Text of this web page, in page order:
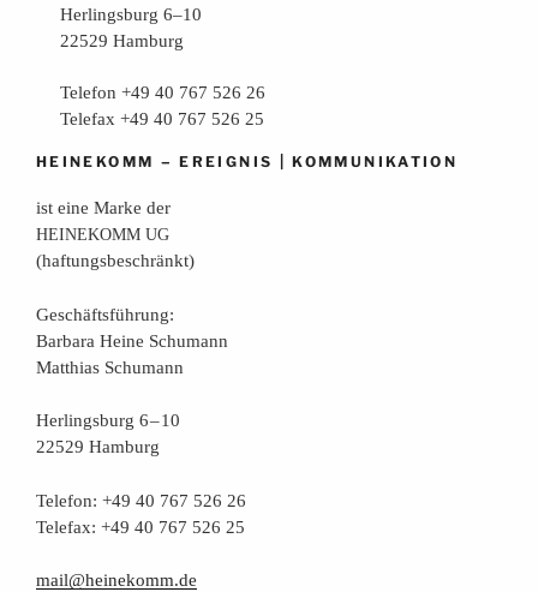
Herlingsburg 6–10
22529 Hamburg
Telefon +49 40 767 526 26
Telefax +49 40 767 526 25
HEINEKOMM –EREIGNIS |KOMMUNIKATION
ist eine Mar­ke der
HEINEKOMM UG
(haf­tungs­be­schränkt)
Geschäfts­füh­rung:
Bar­ba­ra Hei­ne Schumann
Mat­thi­as Schumann
Her­lings­burg 6 – 10
22529 Hamburg
Tele­fon: +49 40 767 526 26
Tele­fax: +49 40 767 526 25
mail@heinekomm.de